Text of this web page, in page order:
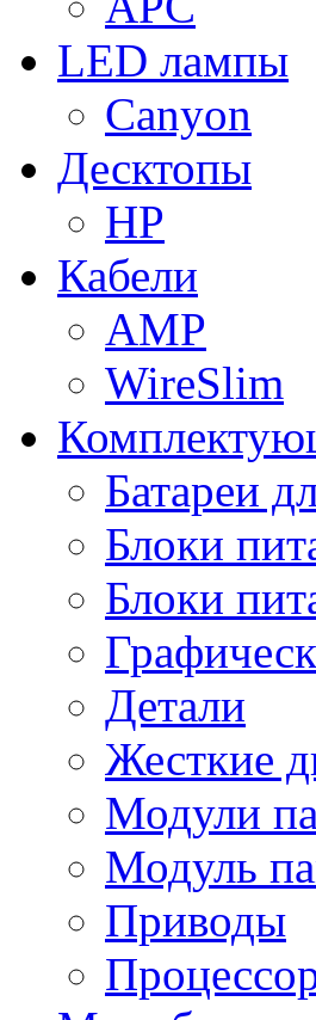
LED лампы
Canyon
Десктопы
HP
Кабели
AMP
WireSlim
Батареи
Блоки
Блоки
Детали
Жесткие
Модули
Модуль
Приводы